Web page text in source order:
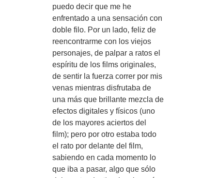
puedo decir que me he
enfrentado a una sensación con
doble filo. Por un lado, feliz de
reencontrarme con los viejos
personajes, de palpar a ratos el
espíritu de los films originales,
de sentir la fuerza correr por mis
venas mientras disfrutaba de
una más que brillante mezcla de
efectos digitales y físicos (uno
de los mayores aciertos del
film); pero por otro estaba todo
el rato por delante del film,
sabiendo en cada momento lo
que iba a pasar, algo que sólo